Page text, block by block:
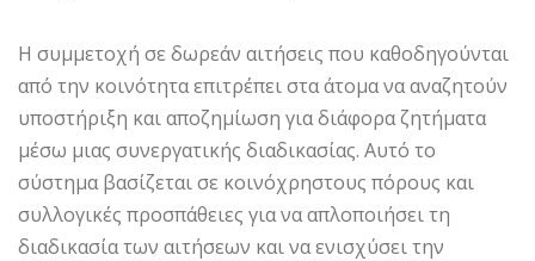
Η συμμετοχή σε δωρεάν αιτήσεις που καθοδηγούνται
από την κοινότητα επιτρέπει στα άτομα να αναζητούν
υποστήριξη και αποζημίωση για διάφορα ζητήματα
μέσω μιας συνεργατικής διαδικασίας. Αυτό το
σύστημα βασίζεται σε κοινόχρηστους πόρους και
συλλογικές προσπάθειες για να απλοποιήσει τη
διαδικασία των αιτήσεων και να ενισχύσει την